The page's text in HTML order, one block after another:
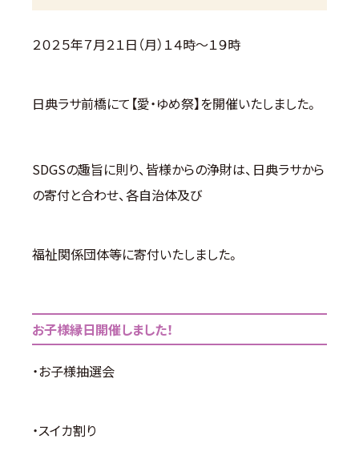
２０２５年７月２１日（月）１４時～１９時
日典ラサ前橋にて【愛・ゆめ祭】を開催いたしました。
SDGSの趣旨に則り、皆様からの浄財は、日典ラサから
の寄付と合わせ、各自治体及び
福祉関係団体等に寄付いたしました。
お子様縁日開催しました！
・お子様抽選会
・スイカ割り